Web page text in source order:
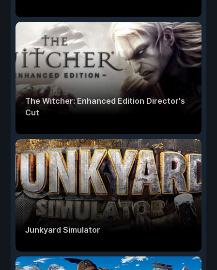
The Witcher: Enhanced Edition Director's
Cut
Junkyard Simulator